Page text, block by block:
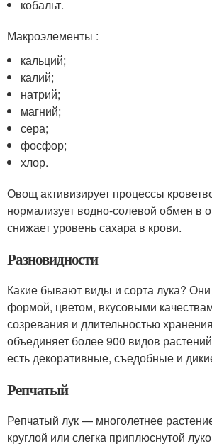
кобальт.
Макроэлементы :
кальций;
калий;
натрий;
магний;
сера;
фосфор;
хлор.
Овощ активизирует процессы
нормализует водно-солевой обмен в
снижает уровень сахара в крови.
Разновидности
Какие бывают виды и сорта лука?
формой, цветом, вкусовыми
созревания и длительностью
объединяет более 900 видов
есть декоративные, съедобные и
Репчатый
Репчатый лук — многолетнее
круглой или слегка приплюснутой